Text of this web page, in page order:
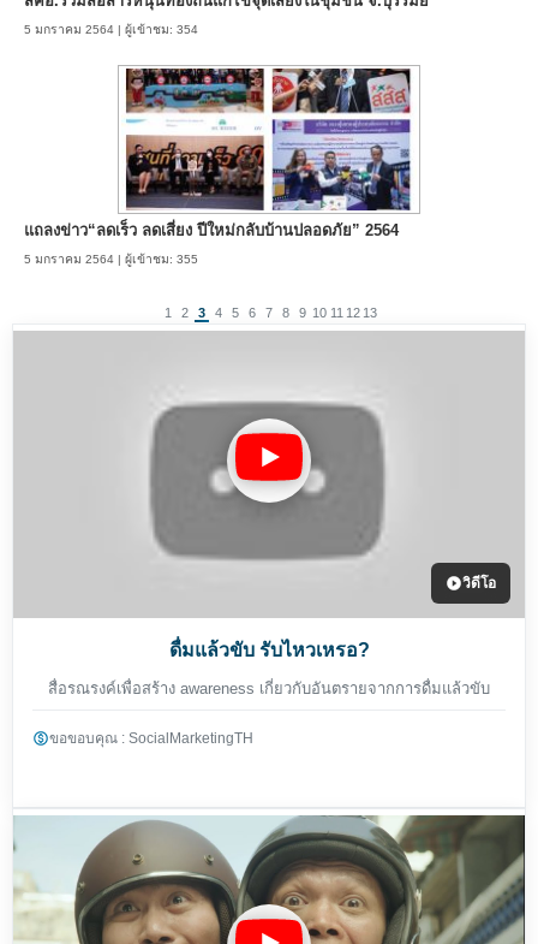
1 2 3 4 5 6 7 8 9 10 11 12 13
5 มกราคม 2564 | ผู้เข้าชม: 354
แถลงข่าว“ลดเร็ว ลดเสี่ยง ปีใหม่กลับบ้านปลอดภัย” 2564
5 มกราคม 2564 | ผู้เข้าชม: 355
วิดีโอ
ดื่มแล้วขับ รับไหวเหรอ?
สื่อรณรงค์เพื่อสร้าง awareness เกี่ยวกับอันตรายจากการดื่มแล้วขับ
ขอขอบคุณ : SocialMarketingTH